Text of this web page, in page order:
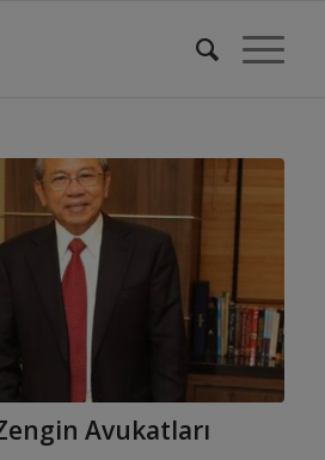
Avukatları